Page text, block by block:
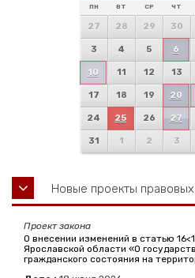
ПН ВТ СР ЧТ
27 28 29 30
3 4 5 6
10 11 12 13
17 18 19 20
24 25 26 27
31 1 2 3
Новые проекты правовых
Проект закона
О внесении изменений в статью
Ярославской области «О
гражданского состояния на